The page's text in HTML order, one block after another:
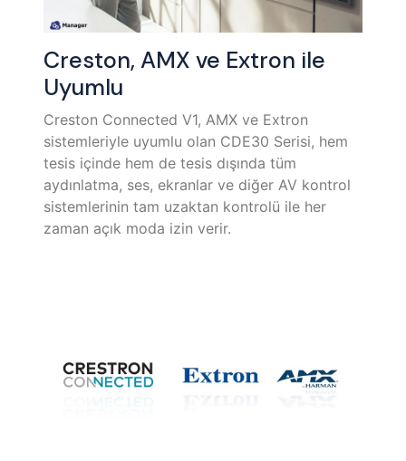
Creston, AMX ve Extron ile
Uyumlu
​Creston Connected V1, AMX ve Extron
sistemleriyle uyumlu olan CDE30 Serisi, hem
tesis içinde hem de tesis dışında tüm
aydınlatma, ses, ekranlar ve diğer AV kontrol
sistemlerinin tam uzaktan kontrolü ile her
zaman açık moda izin verir.